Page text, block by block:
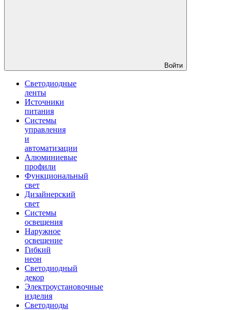
Войти
Светодиодные
ленты
Источники
питания
Системы
управления
и
автоматизации
Алюминиевые
профили
Функциональный
свет
Дизайнерский
свет
Системы
освещения
Наружное
освещение
Гибкий
неон
Светодиодный
декор
Электроустановочные
изделия
Светодиоды